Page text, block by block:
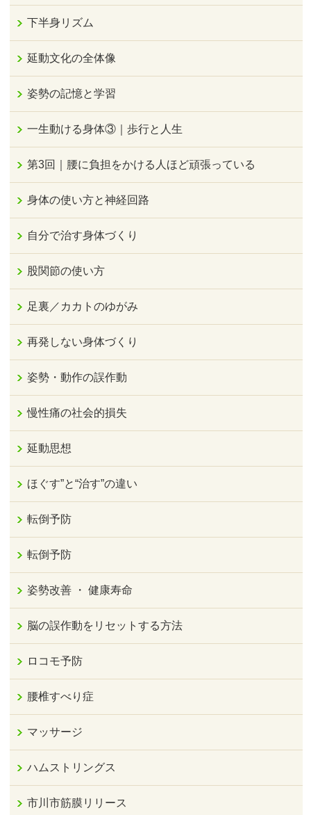
下半身リズム
延動文化の全体像
姿勢の記憶と学習
一生動ける身体③｜歩行と人生
第3回｜腰に負担をかける人ほど頑張っている
身体の使い方と神経回路
自分で治す身体づくり
股関節の使い方
足裏／カカトのゆがみ
再発しない身体づくり
姿勢・動作の誤作動
慢性痛の社会的損失
延動思想
ほぐす”と“治す”の違い
転倒予防
転倒予防
姿勢改善 ・ 健康寿命
脳の誤作動をリセットする方法
ロコモ予防
腰椎すべり症
マッサージ
ハムストリングス
市川市筋膜リリース